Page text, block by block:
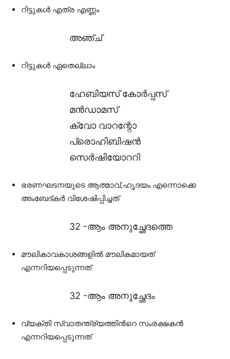
റിട്ടുകൾ എത്ര എണ്ണം
അഞ്ച്‌
റിട്ടുകൾ ഏതെല്ലാം
ഹേബിയസ് കോർപ്പസ്
മൻഡാമസ്
ക്വോ വാറന്റോ
പ്രൊഹിബിഷൻ
സെർഷിയോററി
ഭരണഘടനയുടെ ആത്മാവ്,ഹൃദയം എന്നൊക്കെ
അംബേദ്‌കർ വിശേഷിപ്പിച്ചത്
32 -ആം അനുച്ഛേദത്തെ
മൗലികാവകാശങ്ങളിൽ മൗലികമായത്
എന്നറിയപ്പെടുന്നത്
32 -ആം അനുച്ഛേദം
വ്യക്തി സ്വാതന്ത്ര്യത്തിൻറെ സംരക്ഷകൻ
എന്നറിയപ്പെടുന്നത്